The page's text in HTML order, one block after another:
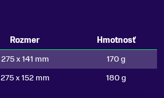
Rozmer
Hmotnosť
275 x 141 mm
170 g
275 x 152 mm 180 g